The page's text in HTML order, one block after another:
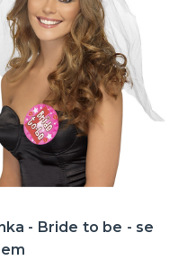
- Bride to be - se